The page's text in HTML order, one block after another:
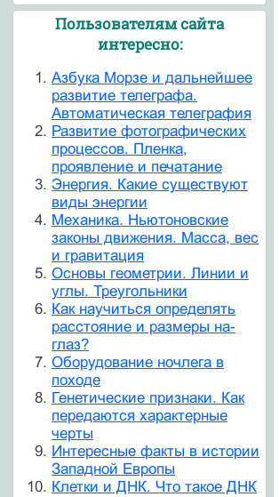
Пользователям сайта
интересно:
Азбука Морзе и дальнейшее
развитие телеграфа.
Автоматическая телеграфия
Развитие фотографических
процессов. Пленка,
проявление и печатание
Энергия. Какие существуют
виды энергии
Механика. Ньютоновские
законы движения. Масса, вес
и гравитация
Основы геометрии. Линии и
углы. Треугольники
Как научиться определять
расстояние и размеры на-
глаз?
Оборудование ночлега в
походе
Генетические признаки. Как
передаются характерные
черты
Интересные факты в истории
Западной Европы
Клетки и ДНК. Что такое ДНК